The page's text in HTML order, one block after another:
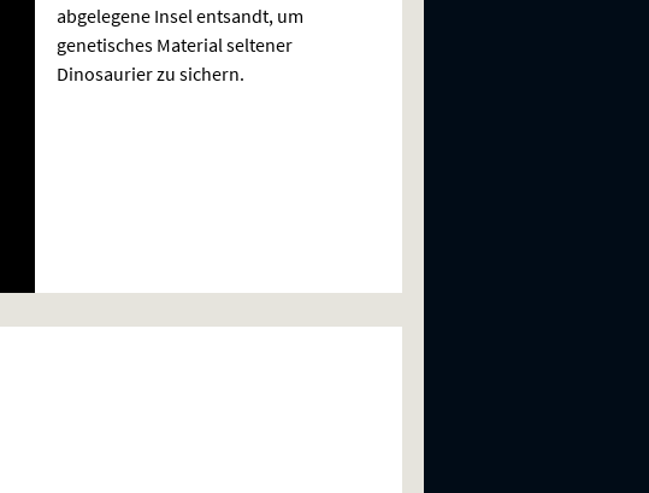
abgelegene Insel entsandt, um
genetisches Material seltener
Dinosaurier zu sichern.